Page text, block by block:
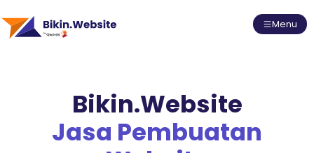
Menu
Bikin.Website
Jasa Pembuatan